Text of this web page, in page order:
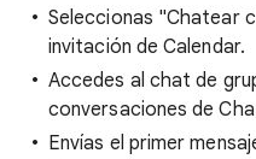
Seleccionas "Chatear
invitación de Calendar.
Accedes al chat de
conversaciones de
Envías el primer